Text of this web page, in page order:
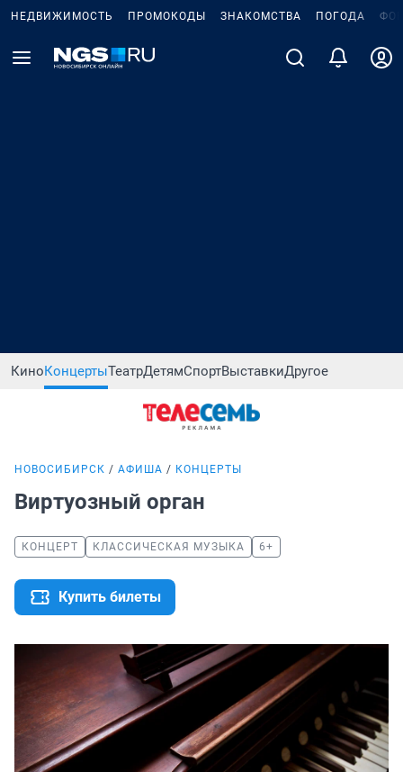
НЕДВИЖИМОСТЬ ПРОМОКОДЫ ЗНАКОМСТВА ПОГОДА
КиноКонцертыТеатрДетямСпортВыставкиДругое
НОВОСИБИРСК АФИША КОНЦЕРТЫ
Виртуозный орган
КОНЦЕРТ КЛАССИЧЕСКАЯ МУЗЫКА 6+
Купить билеты